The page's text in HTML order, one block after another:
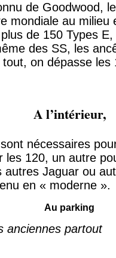
de Goodwood,
mondiale au
de 150 Types
des SS, les
tout, on dépasse les
A l’intérieur,
nécessaires
les 120, un autre
autres Jaguar ou
en « moderne ».
Au parking
anciennes partout